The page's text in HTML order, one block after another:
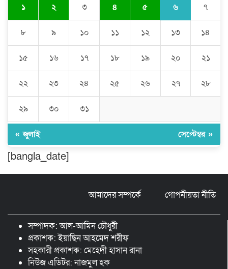
বিশ্বনাথে ‘প্রবাসী ওয়েলফেয়ার
এসোসিয়েশন’র পক্ষ থেকে নগদ অর্থ বিতরণ
মন্ত্রীর নাম ভাঙিয়ে তদবির বাণিজ্য মোংলায়
ফেন্সিডিল ও ৩২ হাজার টাকা উদ্ধার, আটক ১
মাদকবিরোধী ক্যাম্পেইন
ফয়জুন্নেসা চৌধুরানী স্বর্ণপদক’ পেলেন কবি
এম. আব্দুল কাইয়ুম
১ ২ ৩ ৪ ৫ ৬ ৭
৮ ৯ ১০ ১১ ১২ ১৩ ১৪
১৫ ১৬ ১৭ ১৮ ১৯ ২০ ২১
২২ ২৩ ২৪ ২৫ ২৬ ২৭ ২৮
২৯ ৩০ ৩১
« জুলাই সেপ্টেম্বর »
[bangla_date]
আমাদের সম্পর্কে গোপনীয়তা নীতি
সম্পাদক: আল-আমিন চৌধুরী
প্রকাশক: ইয়াছিন আহমেদ শরীফ
সহকারী প্রকাশক: মেহেদী হাসান রানা
নিউজ এডিটর: নাজমুল হক